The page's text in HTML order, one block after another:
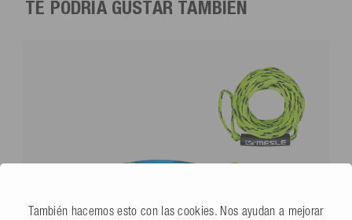
TE PODRÍA GUSTAR TAMBIÉN
También hacemos esto con las cookies. Nos ayudan a mejorar